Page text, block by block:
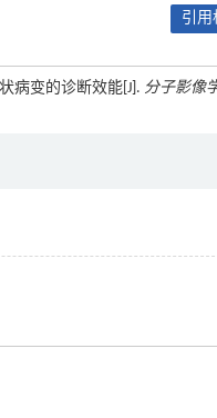
引用
病变的诊断效能[J]. 分子影像